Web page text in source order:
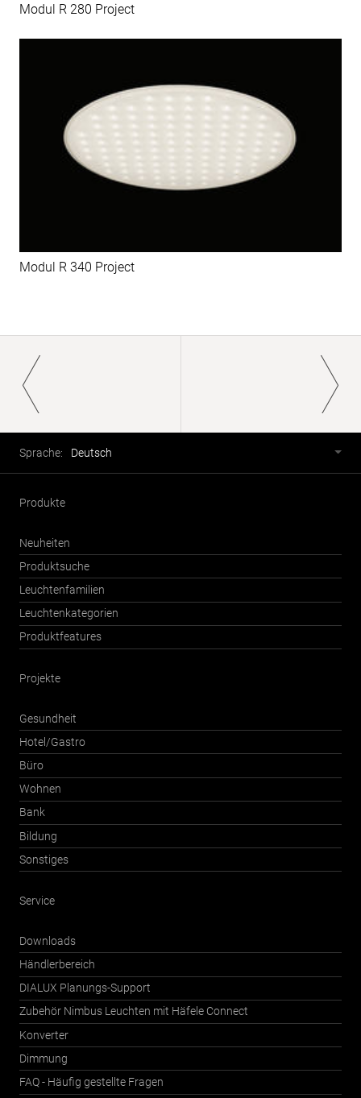
Modul R 280 Project
Modul R 340 Project
Sprache: Deutsch
Produkte
Neuheiten
Produktsuche
Leuchtenfamilien
Leuchtenkategorien
Produktfeatures
Projekte
Gesundheit
Hotel/Gastro
Büro
Wohnen
Bank
Bildung
Sonstiges
Service
Downloads
Händlerbereich
DIALUX Planungs-Support
Zubehör Nimbus Leuchten mit Häfele Connect
Konverter
Dimmung
FAQ - Häufig gestellte Fragen